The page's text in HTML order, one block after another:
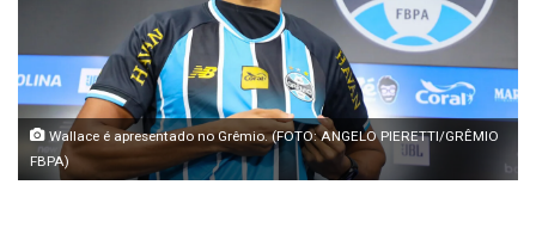
Wallace é apresentado no Grêmio. (FOTO: ANGELO PIERETTI/GRÊMIO
FBPA)